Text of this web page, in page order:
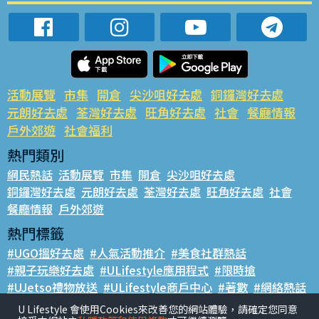
活動展覽 市集 開倉 尖沙咀好去處 銅鑼灣好去處
元朗好去處 荃灣好去處 旺角好去處 社會 餐廳情報
戶外郊遊 社會福利
熱門類別
網民熱話 活動展覽 市集 開倉 尖沙咀好去處
銅鑼灣好去處 元朗好去處 荃灣好去處 旺角好去處 社會
餐廳情報 戶外郊遊
熱門標籤
#UGO搵好去處 #人氣活動推介 #美食社群熱話
#親子玩樂好去處 #ULifestyle應用程式 #限時搶
#UJetso禮物放送 #ULifestyle商戶中心 #著數 #網絡熱話
U Lifestyle 會使用Cookies來改善您的網站體驗，請確定您同意